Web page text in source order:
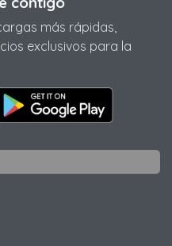
más rápidas,
exclusivos para la